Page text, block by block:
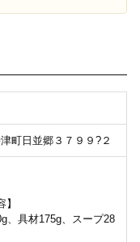
町日並郷３７９９?２
、具材175g、スープ28